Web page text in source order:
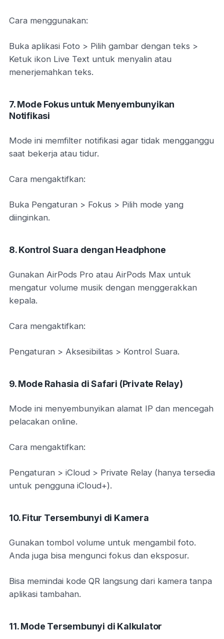
Cara menggunakan:
Buka aplikasi Foto > Pilih gambar dengan teks >
Ketuk ikon Live Text untuk menyalin atau
menerjemahkan teks.
7. Mode Fokus untuk Menyembunyikan
Notifikasi
Mode ini memfilter notifikasi agar tidak mengganggu
saat bekerja atau tidur.
Cara mengaktifkan:
Buka Pengaturan > Fokus > Pilih mode yang
diinginkan.
8. Kontrol Suara dengan Headphone
Gunakan AirPods Pro atau AirPods Max untuk
mengatur volume musik dengan menggerakkan
kepala.
Cara mengaktifkan:
Pengaturan > Aksesibilitas > Kontrol Suara.
9. Mode Rahasia di Safari (Private Relay)
Mode ini menyembunyikan alamat IP dan mencegah
pelacakan online.
Cara mengaktifkan:
Pengaturan > iCloud > Private Relay (hanya tersedia
untuk pengguna iCloud+).
10. Fitur Tersembunyi di Kamera
Gunakan tombol volume untuk mengambil foto.
Anda juga bisa mengunci fokus dan eksposur.
Bisa memindai kode QR langsung dari kamera tanpa
aplikasi tambahan.
11. Mode Tersembunyi di Kalkulator